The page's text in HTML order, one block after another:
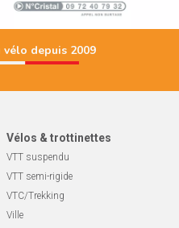
depuis 2009
Vélos & trottinettes
VTT suspendu
VTT semi-rigide
VTC/Trekking
Ville